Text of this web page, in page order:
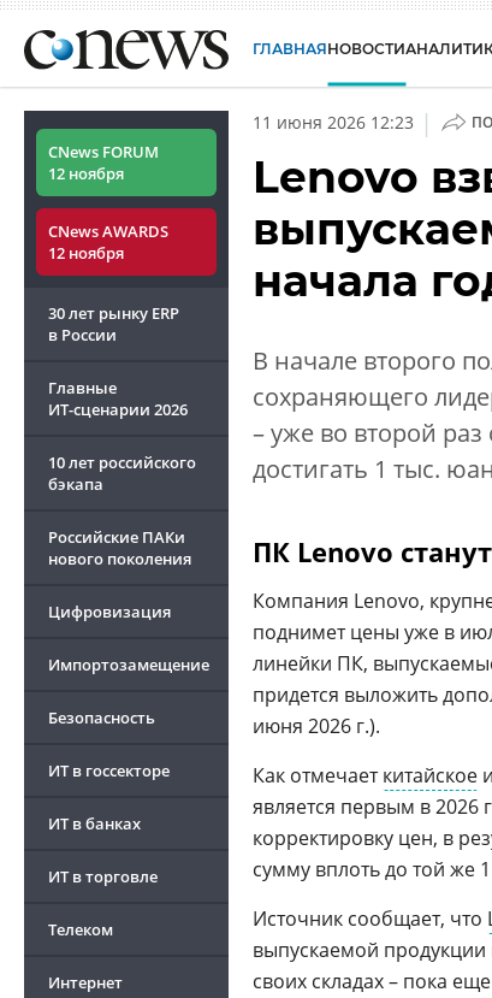
ГЛАВНАЯНОВОСТИ
CNews FORUM
12 ноября
CNews AWARDS
12 ноября
30 лет рынку ERP
в России
Главные
ИТ-сценарии 2026
10 лет российского
бэкапа
Российские ПАКи
нового поколения
Цифровизация
Импортозамещение
Безопасность
ИТ в госсекторе
ИТ в банках
ИТ в торговле
Телеком
Интернет
11 июня 2026 12:23 |
Lenovo
начала
В начале второго
сохраняющего
– уже во второй
достигать 1 тыс.
ПК Lenovo
Компания Lenovo,
поднимет цены уже в
линейки ПК,
придется выложить
июня 2026 г.).
Как отмечаеткитайское
является первым в 2026
корректировку цен, в
сумму вплоть до той же
Источник сообщает, что
выпускаемой
своих складах – пока